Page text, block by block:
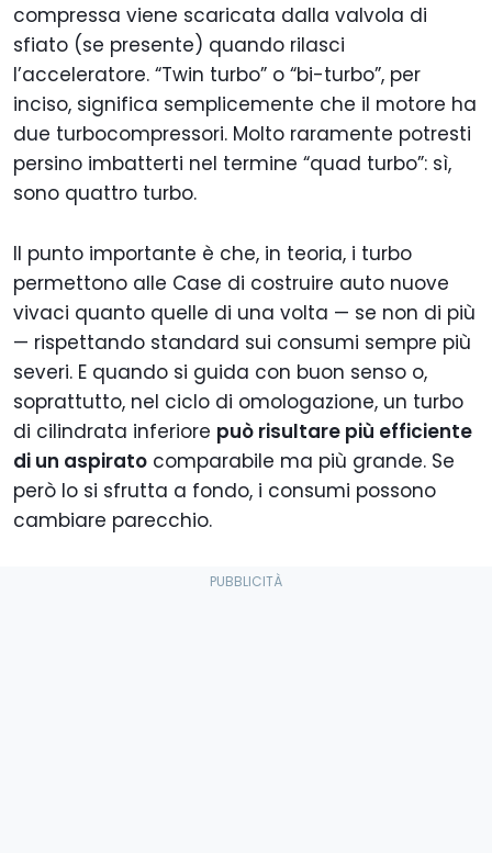
compressa viene scaricata dalla valvola di
sfiato (se presente) quando rilasci
l’acceleratore. “Twin turbo” o “bi-turbo”, per
inciso, significa semplicemente che il motore ha
due turbocompressori. Molto raramente potresti
persino imbatterti nel termine “quad turbo”: sì,
sono quattro turbo.
Il punto importante è che, in teoria, i turbo
permettono alle Case di costruire auto nuove
vivaci quanto quelle di una volta — se non di più
— rispettando standard sui consumi sempre più
severi. E quando si guida con buon senso o,
soprattutto, nel ciclo di omologazione, un turbo
di cilindrata inferiore può risultare più efficiente
di un aspirato comparabile ma più grande. Se
però lo si sfrutta a fondo, i consumi possono
cambiare parecchio.